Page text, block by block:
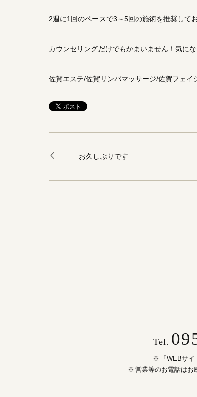
2週に1回のペースで3～5回の施術を推奨してお
カウンセリングだけでもかまいません！気に
佐賀エステ/佐賀リンパマッサージ/佐賀フェ
お久しぶりです
Tel.
「WEBサ
営業等のお電話はお